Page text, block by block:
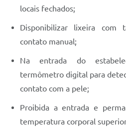
locais fechados;
Disponibilizar lixeira com
contato manual;
Na entrada do
termômetro digital para
contato com a pele;
Proibida a entrada e
temperatura corporal superior